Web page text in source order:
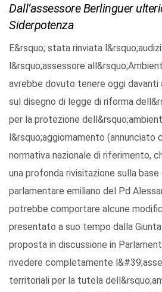
Dall’assessore Berlinguer
Siderpotenza
E&rsquo; stata rinviata
l&rsquo;assessore
avrebbe dovuto tenere oggi davanti
sul disegno di legge di riforma
per la protezione
l&rsquo;aggiornamento (annunciato
normativa nazionale di riferimento,
una profonda rivisitazione sulla base
parlamentare emiliano del Pd
potrebbe comportare alcune
presentato a suo tempo dalla
proposta in discussione in
rivedere completamente
territoriali per la tutela